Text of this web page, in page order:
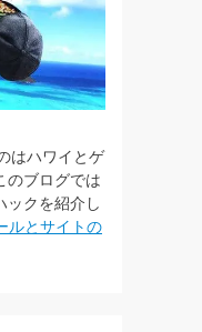
はハワイとゲ
のブログでは
ックを紹介し
ルとサイトの